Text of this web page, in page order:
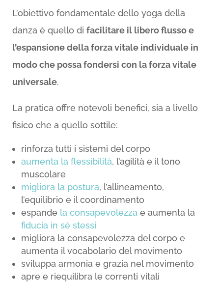
L’obiettivo fondamentale dello yoga della
danza è quello di facilitare il libero flusso e
l’espansione della forza vitale individuale in
modo che possa fondersi con la forza vitale
universale.
La pratica offre notevoli benefici, sia a livello
fisico che a quello sottile:
rinforza tutti i sistemi del corpo
aumenta la flessibilità, l’agilità e il tono
muscolare
migliora la postura, l’allineamento,
l’equilibrio e il coordinamento
espande la consapevolezza e aumenta la
fiducia in sé stessi
migliora la consapevolezza del corpo e
aumenta il vocabolario del movimento
sviluppa armonia e grazia nel movimento
apre e riequilibra le correnti vitali